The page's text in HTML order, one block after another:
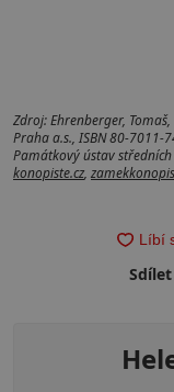
Zdroj: Ehrenberger,
Praha a.s., ISBN 80-7011-
Památkový ústav
konopiste.cz,